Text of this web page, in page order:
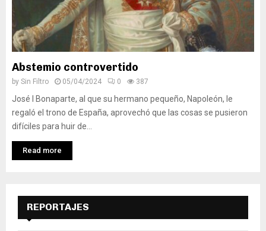
Abstemio controvertido
by Sin Filtro 05/04/2024 0 387
José I Bonaparte, al que su hermano pequeño, Napoleón, le
regaló el trono de España, aprovechó que las cosas se pusieron
difíciles para huir de...
Read more
REPORTAJES